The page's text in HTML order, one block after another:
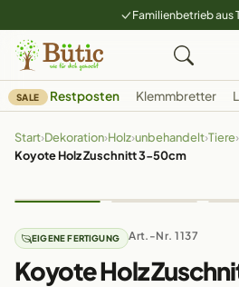
Familienbetrieb aus
SALE Restposten Klemmbretter
Start›Dekoration›Holz›unbehandelt›Tiere›
Koyote Holz Zuschnitt 3-50cm
EIGENE FERTIGUNG Art.-Nr. 1137
Koyote Holz